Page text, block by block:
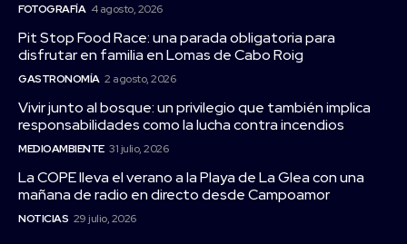
FOTOGRAFÍA 4 agosto, 2026
Pit Stop Food Race: una parada obligatoria para
disfrutar en familia en Lomas de Cabo Roig
GASTRONOMÍA 2 agosto, 2026
Vivir junto al bosque: un privilegio que también implica
responsabilidades como la lucha contra incendios
MEDIOAMBIENTE 31 julio, 2026
La COPE lleva el verano a la Playa de La Glea con una
mañana de radio en directo desde Campoamor
NOTICIAS 29 julio, 2026